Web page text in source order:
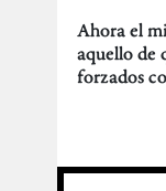
Ahora el
aquello de
forzados